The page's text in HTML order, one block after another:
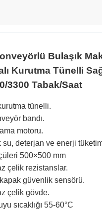
Bulaşık
Kurutma Tünelli
3300 Tabak/Saat
tünelli.
bandı.
motoru.
su, deterjan ve enerji
500×500 mm
çelik rezistanslar.
güvenlik sensörü.
çelik gövde.
sıcaklığı 55-60°C